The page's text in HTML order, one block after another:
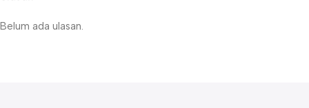
Belum ada ulasan.